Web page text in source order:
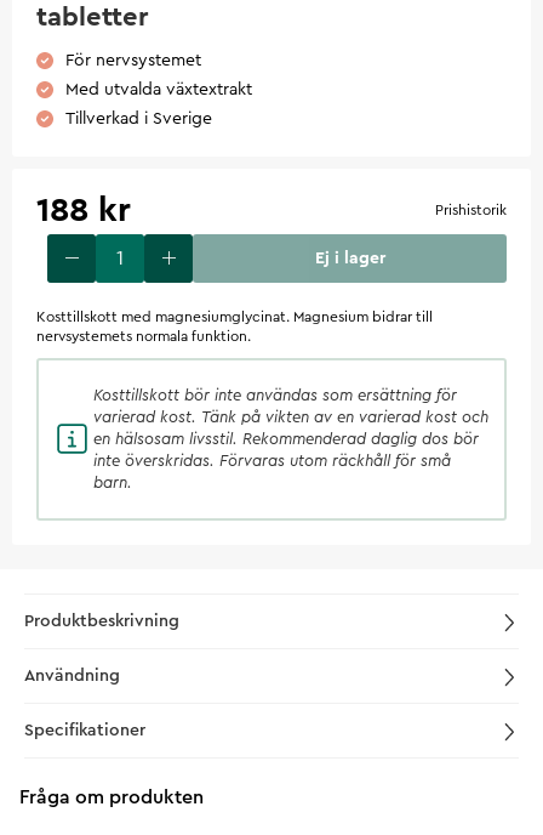
tabletter
För nervsystemet
Med utvalda växtextrakt
Tillverkad i Sverige
188 kr Prishistorik
Ej i lager
Kosttillskott med magnesiumglycinat. Magnesium bidrar till
nervsystemets normala funktion.
Kosttillskott bör inte användas som ersättning för
varierad kost. Tänk på vikten av en varierad kost och
en hälsosam livsstil. Rekommenderad daglig dos bör
inte överskridas. Förvaras utom räckhåll för små
barn.
Produktbeskrivning
Användning
Specifikationer
Fråga om produkten